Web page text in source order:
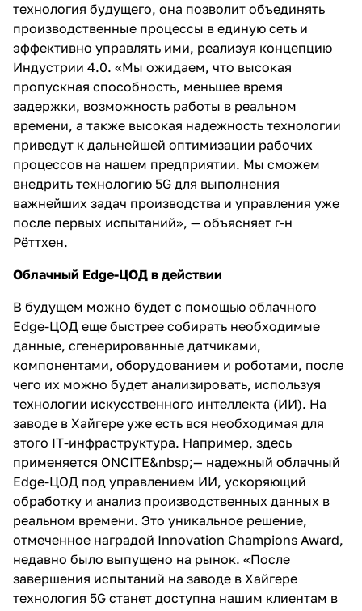
технология будущего, она позволит объединять
производственные процессы в единую сеть и
эффективно управлять ими, реализуя концепцию
Индустрии 4.0. «Мы ожидаем, что высокая
пропускная способность, меньшее время
задержки, возможность работы в реальном
времени, а также высокая надежность технологии
приведут к дальнейшей оптимизации рабочих
процессов на нашем предприятии. Мы сможем
внедрить технологию 5G для выполнения
важнейших задач производства и управления уже
после первых испытаний», — объясняет г-н
Рёттхен.
Облачный Edge-ЦОД в действии
В будущем можно будет с помощью облачного
Edge-ЦОД еще быстрее собирать необходимые
данные, сгенерированные датчиками,
компонентами, оборудованием и роботами, после
чего их можно будет анализировать, используя
технологии искусственного интеллекта (ИИ). На
заводе в Хайгере уже есть вся необходимая для
этого IT-инфраструктура. Например, здесь
применяется ONCITE&nbsp;— надежный облачный
Edge-ЦОД под управлением ИИ, ускоряющий
обработку и анализ производственных данных в
реальном времени. Это уникальное решение,
отмеченное наградой Innovation Champions Award,
недавно было выпущено на рынок. «После
завершения испытаний на заводе в Хайгере
технология 5G станет доступна нашим клиентам в